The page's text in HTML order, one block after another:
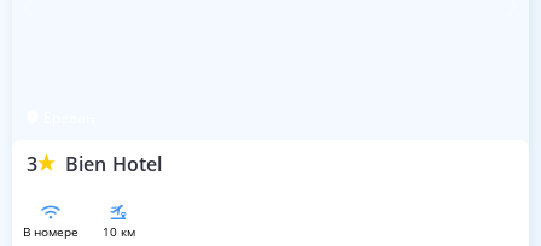
3 Bien Hotel
в номере 10 км